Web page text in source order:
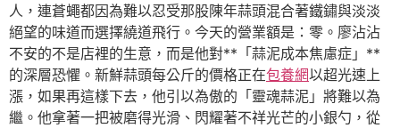
人，連蒼蠅都因為難以忍受那股陳年蒜頭混合著鐵鏽與淡淡
絕望的味道而選擇繞道飛行。今天的營業額是：零。廖沾沾
不安的不是店裡的生意，而是他對**「蒜泥成本焦慮症」**
的深層恐懼。新鮮蒜頭每公斤的價格正在包養網以超光速上
漲，如果再這樣下去，他引以為傲的「靈魂蒜泥」將難以為
繼。他拿著一把被磨得光滑、閃耀著不祥光芒的小銀勺，從